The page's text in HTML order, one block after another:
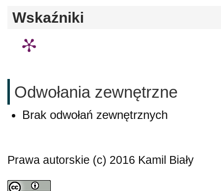
Wskaźniki
Odwołania zewnętrzne
Brak odwołań zewnętrznych
Prawa autorskie (c) 2016 Kamil Biały